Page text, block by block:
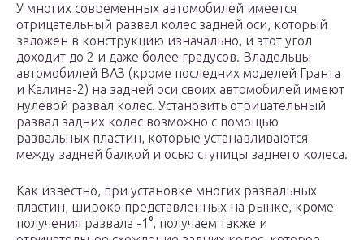
У многих современных автомобилей имеется
отрицательный развал колес задней оси, который
заложен в конструкцию изначально, и этот угол
доходит до 2 и даже более градусов. Владельцы
автомобилей ВАЗ (кроме последних моделей Гранта
и Калина-2) на задней оси своих автомобилей имеют
нулевой развал колес. Установить отрицательный
развал задних колес возможно с помощью
развальных пластин, которые устанавливаются
между задней балкой и осью ступицы заднего колеса.
Как известно, при установке многих развальных
пластин, широко представленных на рынке, кроме
получения развала -1°, получаем также и